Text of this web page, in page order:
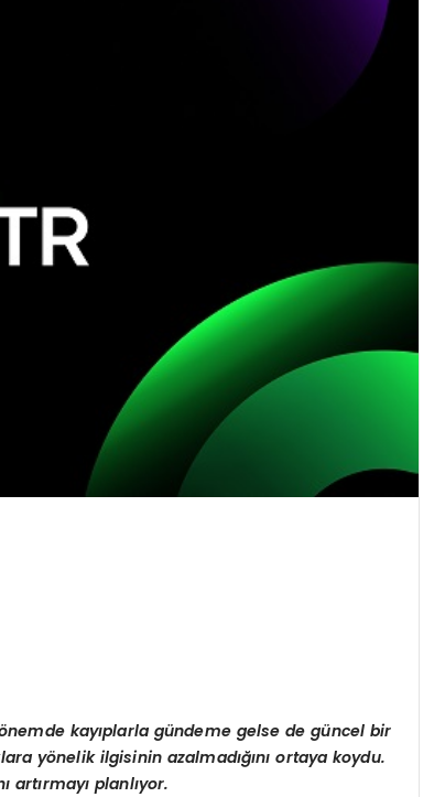
nemde kayıplarla gündeme gelse de güncel bir
yönelik ilgisinin azalmadığını ortaya koydu.
artırmayı planlıyor.